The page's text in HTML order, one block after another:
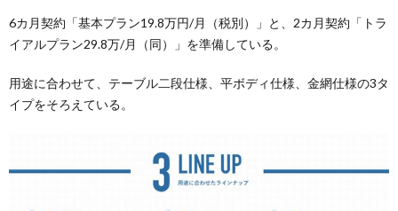
6カ月契約「基本プラン19.8万円/月（税別）」と、2カ月契約「トラ
イアルプラン29.8万/月（同）」を準備している。
用途に合わせて、テーブル二段仕様、平ボディ仕様、金網仕様の3タ
イプをそろえている。